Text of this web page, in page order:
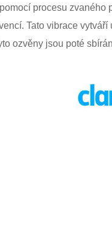
procesu zvaného
Tato vibrace
ozvěny jsou poté